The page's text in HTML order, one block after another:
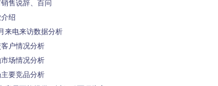
售说辞、百问
绍
来电来访数据分析
户情况分析
场情况分析
要竞品分析